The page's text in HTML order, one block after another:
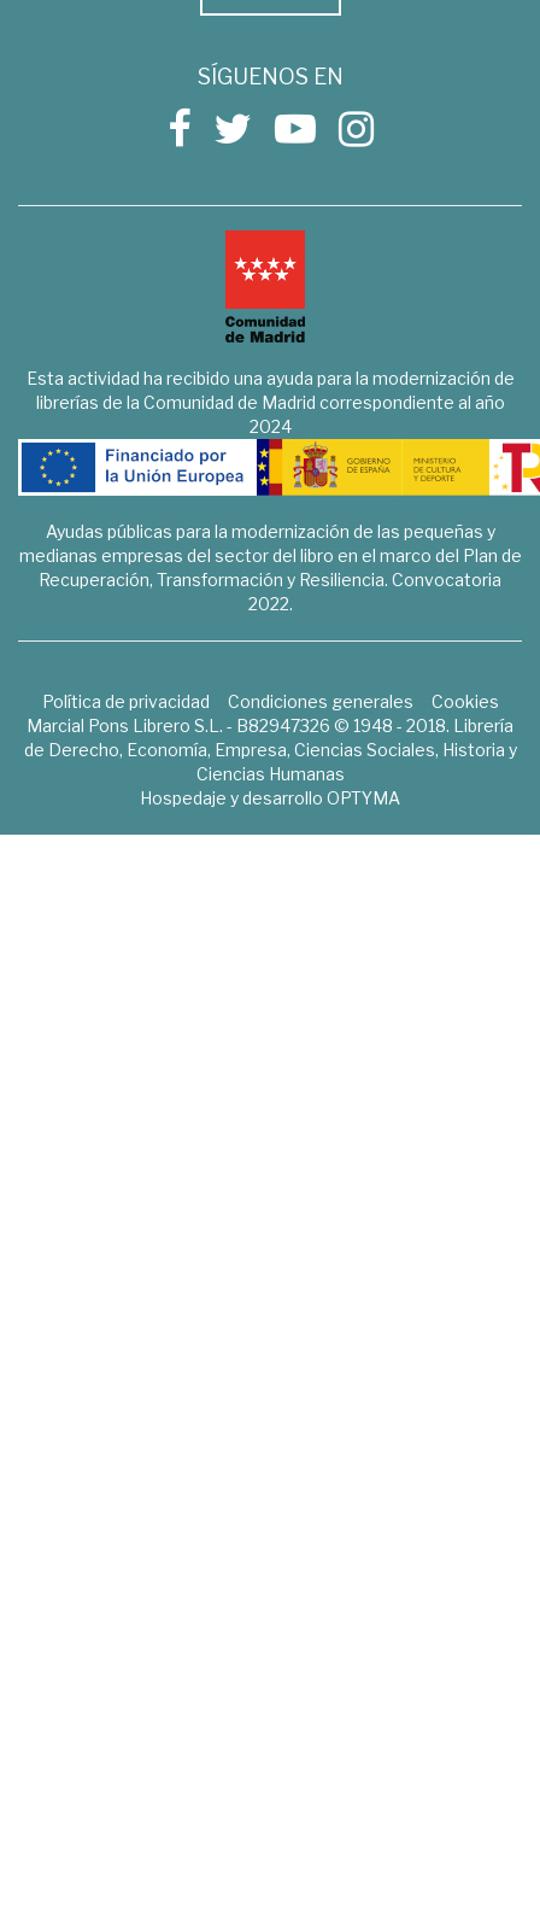
SÍGUENOS EN
Esta actividad ha recibido una ayuda para la modernización de
librerías de la Comunidad de Madrid correspondiente al año
2024
Ayudas públicas para la modernización de las pequeñas y
medianas empresas del sector del libro en el marco del Plan de
Recuperación, Transformación y Resiliencia. Convocatoria
2022.
Política de privacidad Condiciones generales
Cookies
Marcial Pons Librero S.L. - B82947326 © 1948 - 2018. Librería
de Derecho, Economía, Empresa, Ciencias Sociales, Historia y
Ciencias Humanas
Hospedaje y desarrollo OPTYMA